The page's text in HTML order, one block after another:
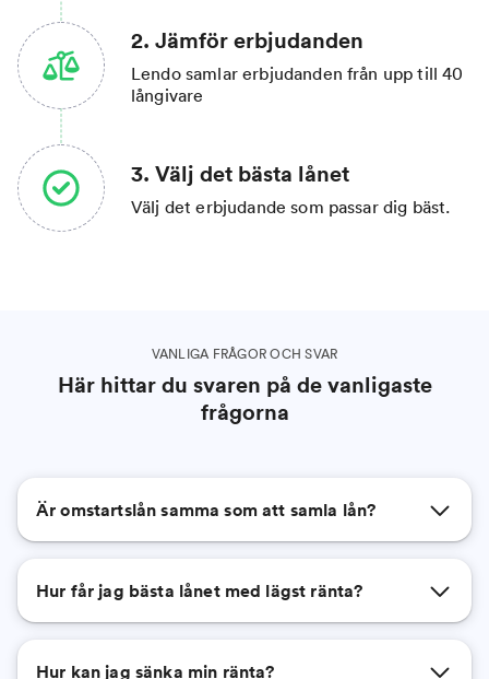
2. Jämför erbjudanden
Lendo samlar erbjudanden från upp till 40
långivare
3. Välj det bästa lånet
Välj det erbjudande som passar dig bäst.
VANLIGA FRÅGOR OCH SVAR
Här hittar du svaren på de vanligaste
frågorna
Är omstartslån samma som att samla lån?
Hur får jag bästa lånet med lägst ränta?
Hur kan jag sänka min ränta?